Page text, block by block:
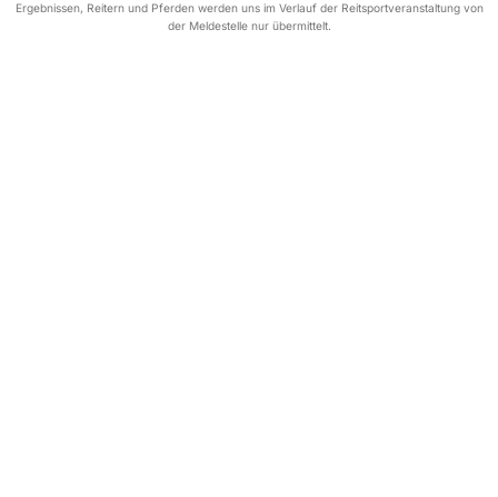
Ergebnissen, Reitern und Pferden werden uns im Verlauf der Reitsportveranstaltung von
der Meldestelle nur übermittelt.